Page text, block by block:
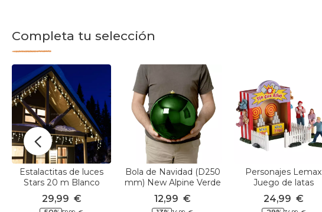
Completa tu selección
Estalactitas de luces
Stars 20 m Blanco
cálido 490 LED CB
29,99 €
Bola de Navidad (D250
mm) New Alpine Verde
12,99 €
Personajes Lemax
Juego de latas
24,99 €